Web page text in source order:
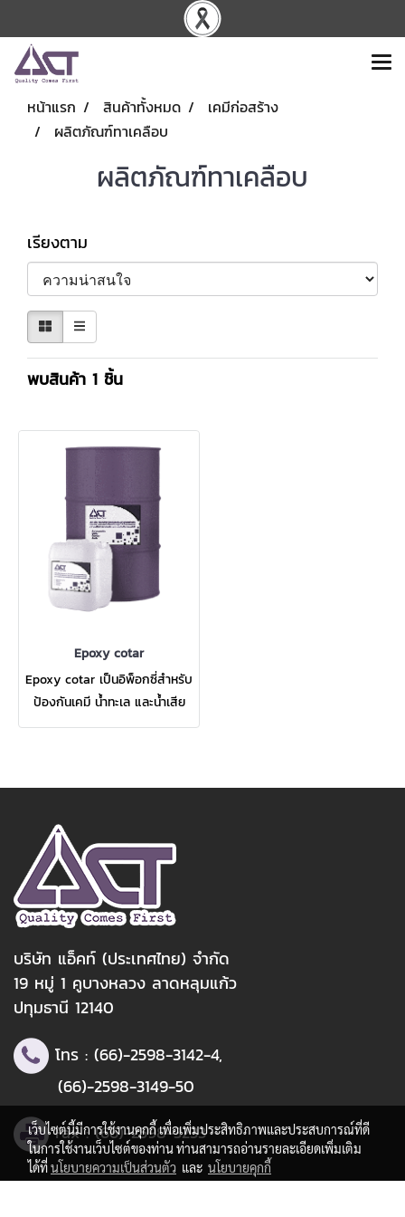
หน้าแรก สินค้าทั้งหมด
เคมีก่อสร้าง
ผลิตภัณฑ์ทาเคลือบ
ผลิตภัณฑ์ทาเคลือบ
เรียงตาม
พบสินค้า 1 ชิ้น
Epoxy cotar
Epoxy cotar เป็นอิพ็อกซี่สำหรับ
ป้องกันเคมี น้ำทะเล และน้ำเสีย
ชนิดสองส่วนผสม ผลิตภัณฑ์มี
บริษัท แอ็คท์ (ประเทศไทย) จำกัด
19 หมู่ 1 คูบางหลวง ลาดหลุมแก้ว
ปทุมธานี 12140
โทร : (66)-2598-3142-4,
(66)-2598-3149-50
Fax :(66)-2598-3233
เว็บไซต์นี้มีการใช้งานคุกกี้ เพื่อเพิ่มประสิทธิภาพและประสบการณ์ที่ดี
ในการใช้งานเว็บไซต์ของท่าน ท่านสามารถอ่านรายละเอียดเพิ่มเติม
ได้ที่นโยบายความเป็นส่วนตัว และ นโยบายคุกกี้